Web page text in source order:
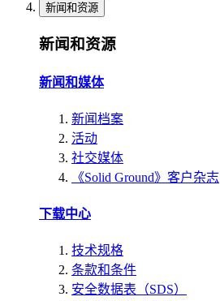
新闻和资源
新闻和资源
新闻和媒体
新闻档案
活动
社交媒体
《Solid Ground》客户杂志
下载中心
技术规格
条款和条件
安全数据表（SDS）